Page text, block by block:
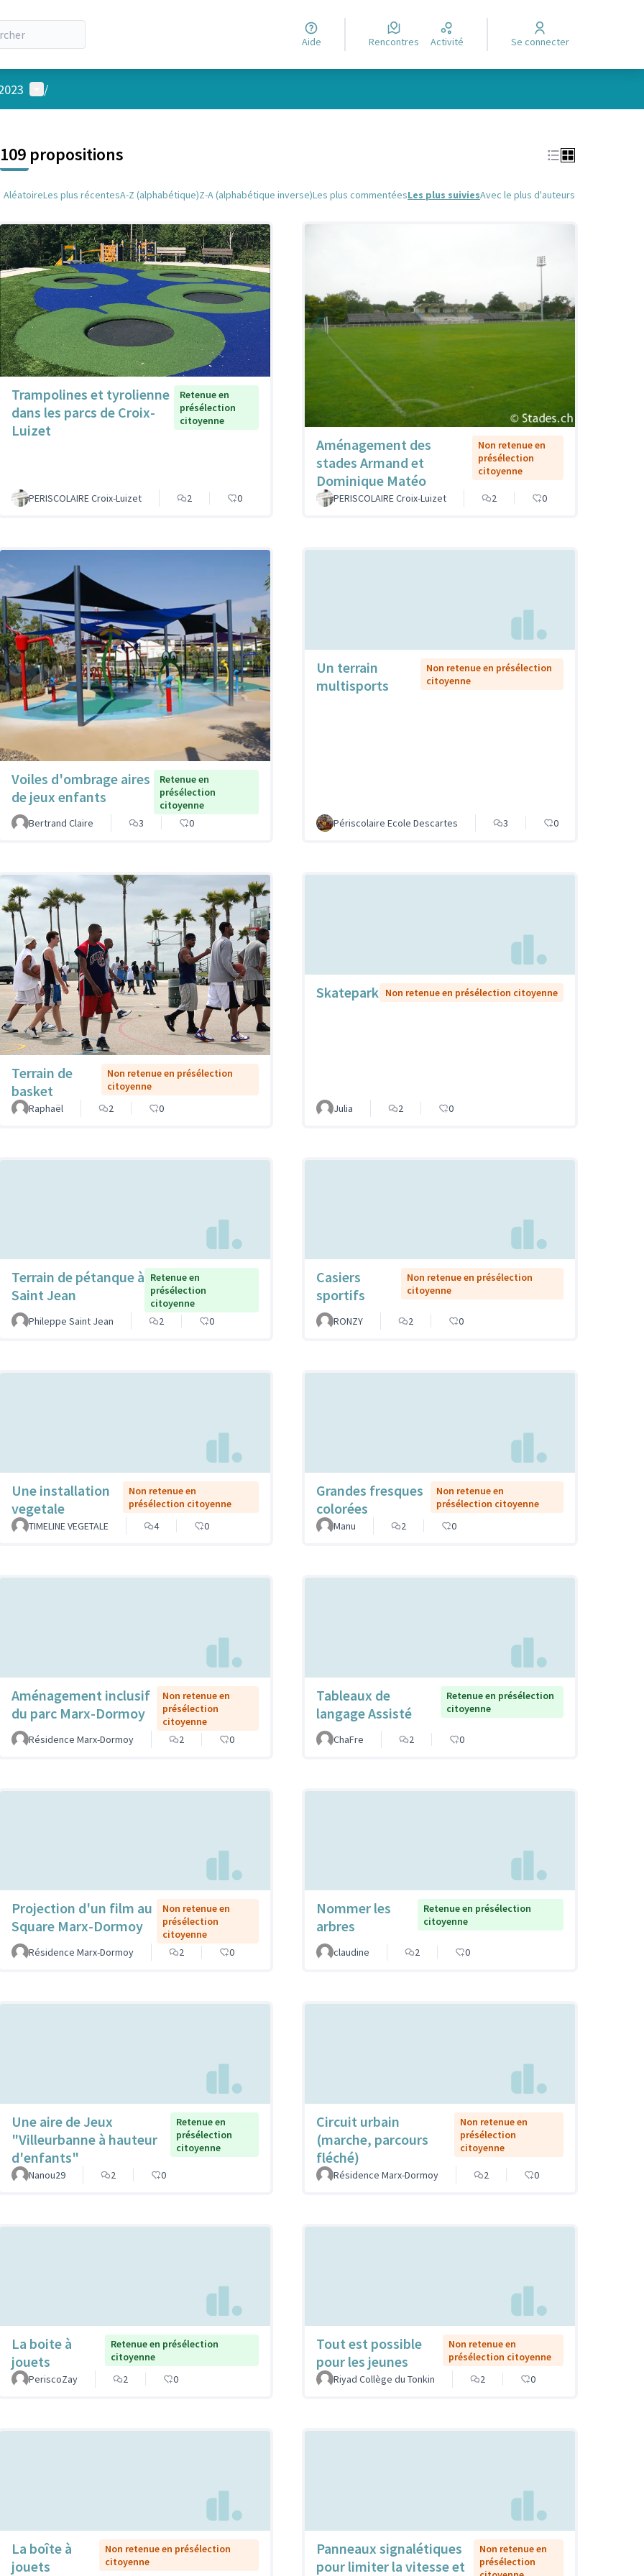
Aide Rencontres Activité Se connecter
Menu utilisateur
/
109 propositions
AléatoireLes plus récentesA-Z (alphabétique)Z-A (alphabétique inverse)Les plus commentéesLes plus suiviesAvec le plus d'auteurs
Trampolines et tyrolienne
dans les parcs de Croix-
Luizet
Retenue en
présélection
citoyenne
PERISCOLAIRE Croix-Luizet 2 0
Aménagement des
stades Armand et
Dominique Matéo
Non retenue en
présélection
citoyenne
PERISCOLAIRE Croix-Luizet 2 0
Voiles d'ombrage aires
de jeux enfants
Retenue en
présélection
citoyenne
Bertrand Claire
3 0
Un terrain
multisports
Non retenue en présélection
citoyenne
Périscolaire Ecole Descartes 3 0
Terrain de
basket
Non retenue en présélection
citoyenne
Raphaël
2 0
Skatepark Non retenue en présélection citoyenne
Julia 2 0
Terrain de pétanque à
Saint Jean
Retenue en
présélection
citoyenne
Phileppe Saint Jean
2 0
Casiers
sportifs
Non retenue en présélection
citoyenne
RONZY 2 0
Une installation
vegetale
Non retenue en
présélection citoyenne
TIMELINE VEGETALE
4 0
Grandes fresques
colorées
Non retenue en
présélection citoyenne
Manu
2 0
Aménagement inclusif
du parc Marx-Dormoy
Non retenue en
présélection
citoyenne
Résidence Marx-Dormoy
2 0
Tableaux de
langage Assisté
Retenue en présélection
citoyenne
ChaFre 2 0
Projection d'un film au
Square Marx-Dormoy
Non retenue en
présélection
citoyenne
Résidence Marx-Dormoy
2 0
Nommer les
arbres
Retenue en présélection
citoyenne
claudine 2 0
Une aire de Jeux
"Villeurbanne à hauteur
d'enfants"
Retenue en
présélection
citoyenne
Nanou29 2 0
Circuit urbain
(marche, parcours
fléché)
Non retenue en
présélection
citoyenne
Résidence Marx-Dormoy 2 0
La boite à
jouets
Retenue en présélection
citoyenne
PeriscoZay
2 0
Tout est possible
pour les jeunes
Non retenue en
présélection citoyenne
Riyad Collège du Tonkin
2 0
La boîte à
jouets
Non retenue en présélection
citoyenne
Panneaux signalétiques
pour limiter la vitesse et
Non retenue en
présélection